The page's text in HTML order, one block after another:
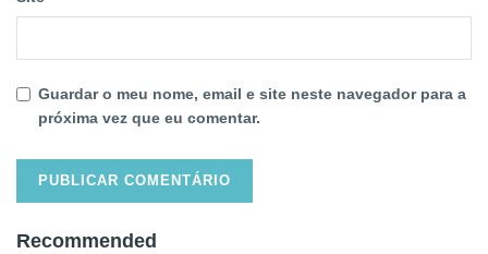
Guardar o meu nome, email e site neste navegador para a
próxima vez que eu comentar.
Recommended